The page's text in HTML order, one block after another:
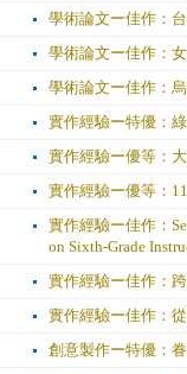
學術論文ー佳作：
學術論文ー佳作：
學術論文ー佳作：
實作經驗ー特優：
實作經驗ー優等：
實作經驗ー優等：
實作經驗ー佳作：
on Sixth-Grade
實作經驗ー佳作：
實作經驗ー佳作：
創意製作ー特優：